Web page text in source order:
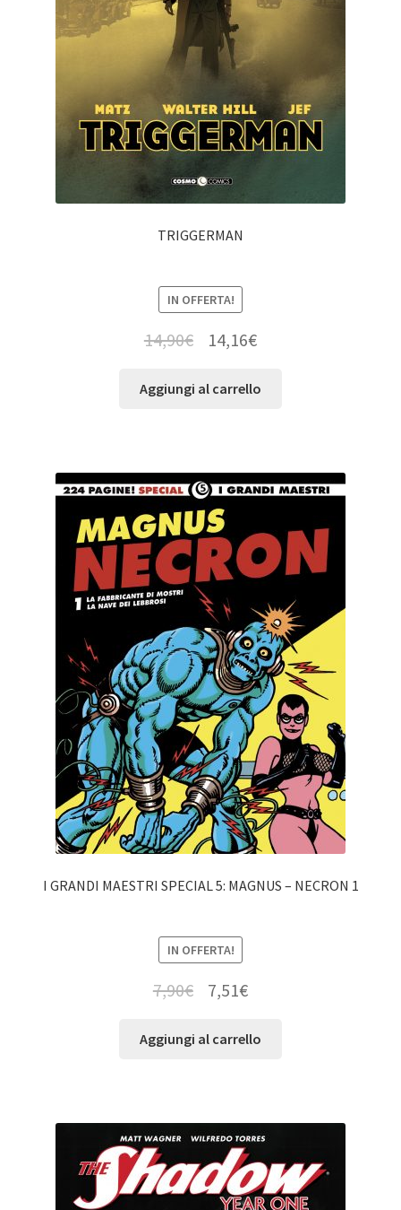
TRIGGERMAN
IN OFFERTA!
14,90€ 14,16€
Aggiungi al carrello
I GRANDI MAESTRI SPECIAL 5: MAGNUS – NECRON 1
IN OFFERTA!
7,90€ 7,51€
Aggiungi al carrello